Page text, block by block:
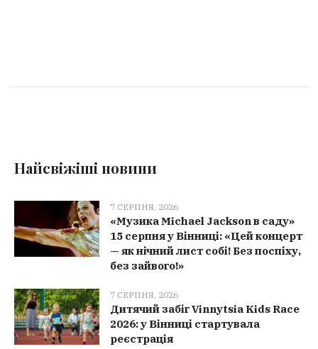
Найсвіжіші новини
7 СЕРПНЯ, 2026
«Музика Michael Jackson в саду»
15 серпня у Вінниці: «Цей концерт
— як нічний лист собі! Без поспіху,
без зайвого!»
7 СЕРПНЯ, 2026
Дитячий забіг Vinnytsia Kids Race
2026: у Вінниці стартувала
реєстрація